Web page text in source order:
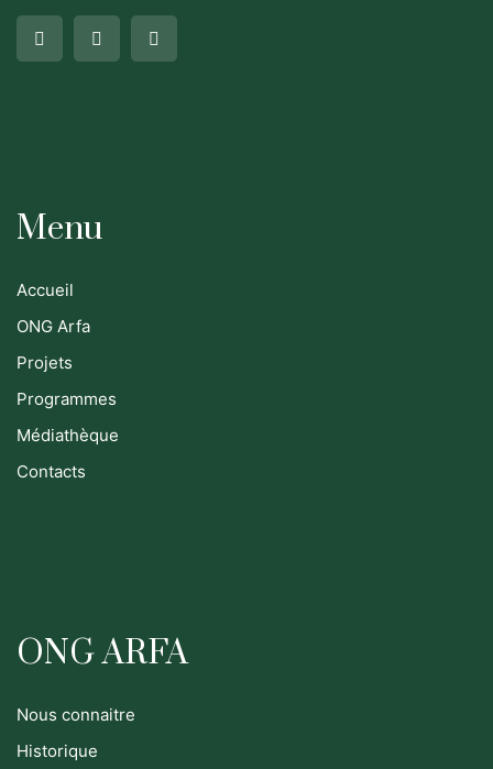
Menu
Accueil
ONG Arfa
Projets
Programmes
Médiathèque
Contacts
ONG ARFA
Nous connaitre
Historique